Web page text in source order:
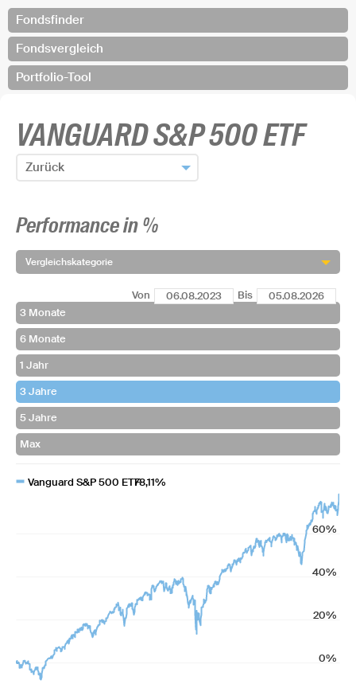
Fondsfinder
Fondsvergleich
Portfolio-Tool
VANGUARD S&P 500 ETF
Zurück
Fonds hinzufügen und zurück
Performance in %
Vergleichskategorie
Von Bis
Vanguard S&P 500 ETF78,11%
0%
20%
40%
60%